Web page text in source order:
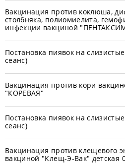
Вакцинация против коклюша,
столбняка, полиомиелита,
инфекции вакциной
Постановка пиявок на
сеанс)
Вакцинация против кори
"КОРЕВАЯ"
Постановка пиявок на
сеанс)
Вакцинация против клещевого
вакциной "Клещ-Э-Вак" детская